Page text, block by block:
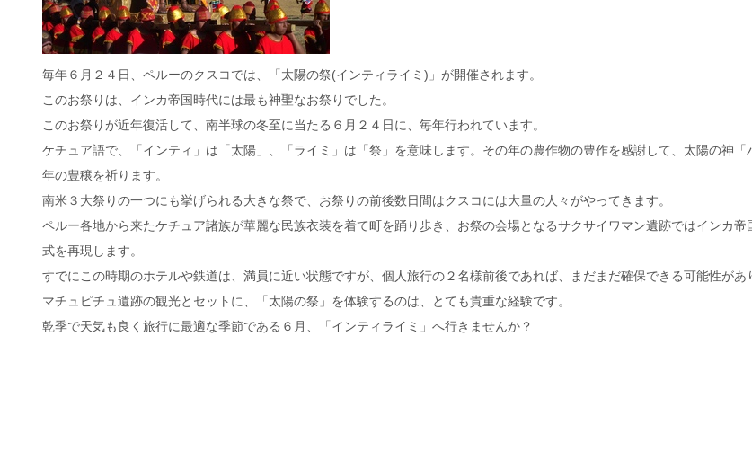
毎年６月２４日、ペルーのクスコでは、「太陽の祭(インティライミ)」が開催されます。
このお祭りは、インカ帝国時代には最も神聖なお祭りでした。
このお祭りが近年復活して、南半球の冬至に当たる６月２４日に、毎年行われています。
ケチュア語で、「インティ」は「太陽」、「ライミ」は「祭」を意味します。その年の農作物の豊作を感謝して、太陽の神「
年の豊穣を祈ります。
南米３大祭りの一つにも挙げられる大きな祭で、お祭りの前後数日間はクスコには大量の人々がやってきます。
ペルー各地から来たケチュア諸族が華麗な民族衣装を着て町を踊り歩き、お祭の会場となるサクサイワマン遺跡ではインカ帝
式を再現します。
すでにこの時期のホテルや鉄道は、満員に近い状態ですが、個人旅行の２名様前後であれば、まだまだ確保できる可能性があ
マチュピチュ遺跡の観光とセットに、「太陽の祭」を体験するのは、とても貴重な経験です。
乾季で天気も良く旅行に最適な季節である６月、「インティライミ」へ行きませんか？